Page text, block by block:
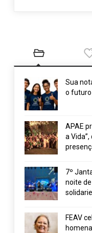
Sua
o
APAE
a
7º
noite
FEAV